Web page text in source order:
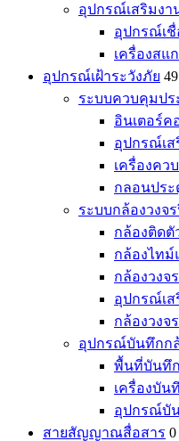
อุปกรณ์เสริมงา
อุปกรณ์เ
เครื่องสแ
อุปกรณ์เฝ้าระวังภัย
ระบบควบคุมปร
อินเตอร์ค
อุปกรณ์เ
เครื่องคว
กลอนปร
ระบบกล้องวงจ
กล้องติดตั
กล้องไทม์
กล้องวงจ
อุปกรณ์เส
กล้องวงจ
อุปกรณ์บันทึกก
พื้นที่บันทึ
เครื่องบัน
อุปกรณ์บั
สายสัญญาณสื่อสาร 0